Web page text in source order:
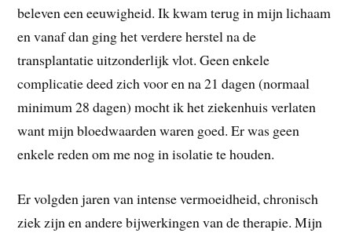
beleven een eeuwigheid. Ik kwam terug in mijn lichaam
en vanaf dan ging het verdere herstel na de
transplantatie uitzonderlijk vlot. Geen enkele
complicatie deed zich voor en na 21 dagen (normaal
minimum 28 dagen) mocht ik het ziekenhuis verlaten
want mijn bloedwaarden waren goed. Er was geen
enkele reden om me nog in isolatie te houden.
Er volgden jaren van intense vermoeidheid, chronisch
ziek zijn en andere bijwerkingen van de therapie. Mijn